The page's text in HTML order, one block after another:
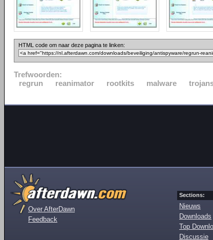
HTML code om naar deze pagina te linken:
Trefwoorden:
regrun
reanimator rootkits malware
Over AfterDawn
Feedback
Sections:
Nieuws
Downloads
Top
Discussie